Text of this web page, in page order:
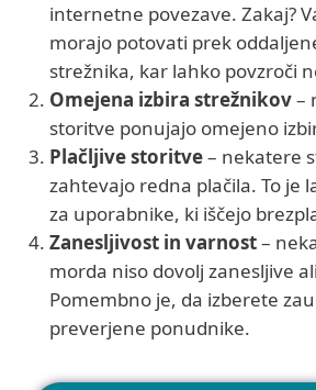
internetne povezave. Zakaj?
morajo potovati prek
strežnika, kar lahko povzroči
Omejena izbira strežnikov–
storitve ponujajo omejeno
Plačljive storitve– nekatere
zahtevajo redna plačila. To je
za uporabnike, ki iščejo
Zanesljivost in varnost–
morda niso dovolj zanesljive
Pomembno je, da izberete
preverjene ponudnike.